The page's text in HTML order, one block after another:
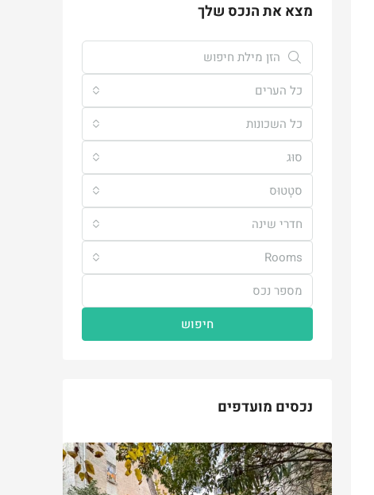
מצא את הנכס שלך
כל הערים
כל השכונות
סוּג
סטָטוּס
חדרי שינה
Rooms
חיפוש
נכסים מועדפים